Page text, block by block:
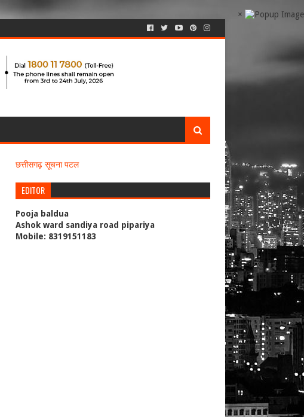
×
छत्तीसगढ़ सूचना पटल
EDITOR
Pooja baldua
Ashok ward sandiya road pipariya
Mobile: 8319151183